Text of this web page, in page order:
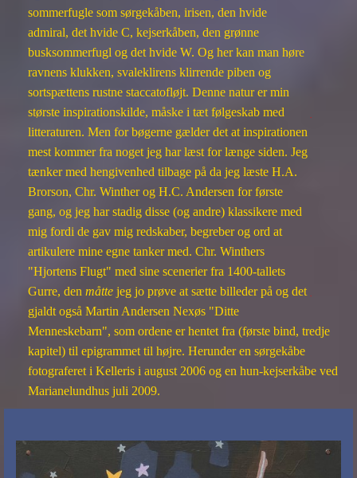
sommerfugle som sørgekåben, irisen, den hvide
admiral, det hvide C, kejserkåben, den grønne
busksommerfugl og det hvide W. Og her kan man høre
ravnens klukken, svaleklirens klirrende piben og
sortspættens rustne staccatofløjt. Denne natur er min
største inspirationskilde, måske i tæt følgeskab med
litteraturen. Men for bøgerne gælder det at inspirationen
mest kommer fra noget jeg har læst for længe siden. Jeg
tænker med hengivenhed tilbage på da jeg læste H.A.
Brorson, Chr. Winther og H.C. Andersen for første
gang, og jeg har stadig disse (og andre) klassikere med
mig fordi de gav mig redskaber, begreber og ord at
artikulere mine egne tanker med. Chr. Winthers
"Hjortens Flugt" med sine scenerier fra 1400-tallets
Gurre, den måtte jeg jo prøve at sætte billeder på og det
gjaldt også Martin Andersen Nexøs "Ditte
Menneskebarn", som ordene er hentet fra (første bind, tredje
kapitel) til epigrammet til højre. Herunder en sørgekåbe
fotograferet i Kelleris i august 2006 og en hun-kejserkåbe ved
Marianelundhus juli 2009.